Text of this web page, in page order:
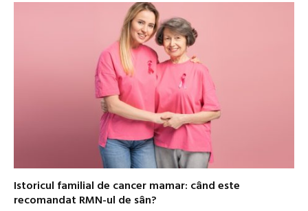
Istoricul familial de cancer mamar: când este
recomandat RMN-ul de sân?